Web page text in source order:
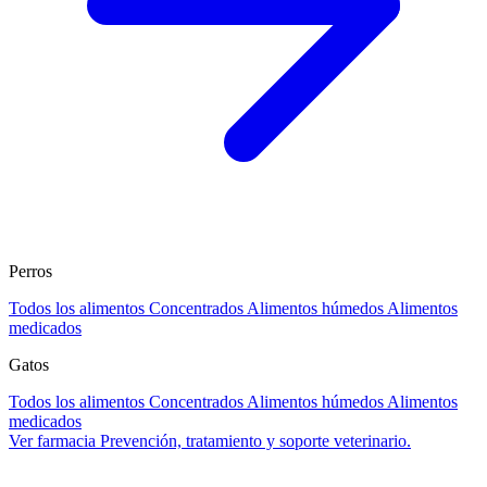
Perros
Todos los alimentos Concentrados Alimentos húmedos Alimentos
medicados
Gatos
Todos los alimentos Concentrados Alimentos húmedos Alimentos
medicados
Ver farmacia Prevención, tratamiento y soporte veterinario.